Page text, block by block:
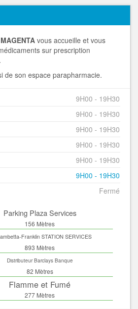
vous accueille et vous
sur prescription
de son espace parapharmacie.
9H00 - 19H30
9H00 - 19H30
9H00 - 19H30
9H00 - 19H30
9H00 - 19H30
9H00 - 19H30
Fermé
Parking Plaza Services
156 Mètres
Franklin STATION SERVICES
893 Mètres
Distributeur Barclays Banque
82 Mètres
Flamme et Fumé
277 Mètres